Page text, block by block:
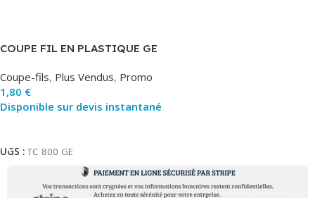
COUPE FIL EN PLASTIQUE GE
Coupe-fils, Plus Vendus, Promo
1,80 €
Disponible sur devis instantané
UGS : TC 800 GE